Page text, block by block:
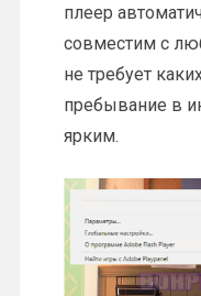
плеер
совместим с
не требует
пребывание в
ярким.